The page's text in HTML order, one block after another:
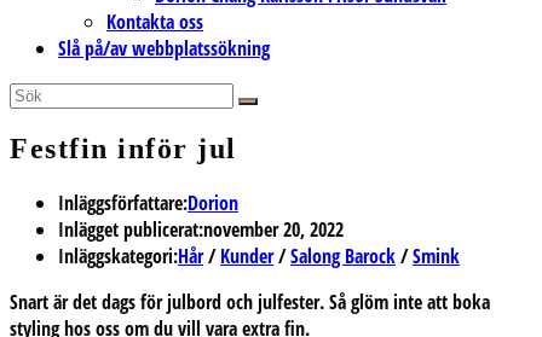
Kontakta oss
Slå på/av webbplatssökning
Festfin inför jul
Inläggsförfattare:Dorion
Inlägget publicerat:november 20, 2022
Inläggskategori:Hår/ Kunder/Salong Barock/Smink
Snart är det dags för julbord och julfester. Så glöm inte att boka
styling hos oss om du vill vara extra fin.